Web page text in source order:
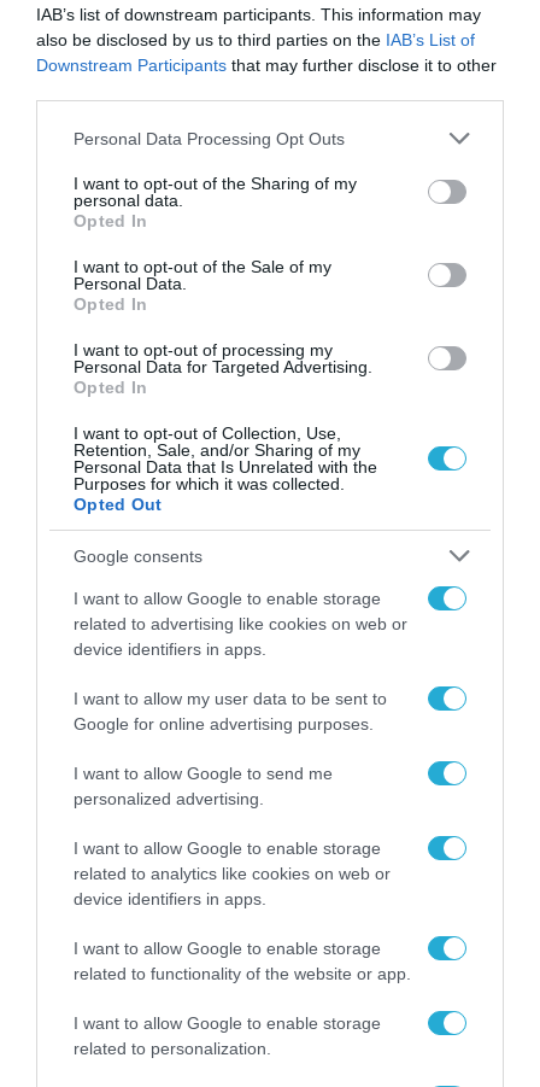
IAB’s list of downstream participants. This information may
also be disclosed by us to third parties on the IAB’s List of
Downstream Participants that may further disclose it to other
Please note that this website/app uses one or more Google
not limited to your visit or usage behaviour. You may click to
grant or deny consent to Google and its third-party tags to
use your data for below specified purposes in below Google
consent section.
Personal Data Processing Opt Outs
I want to opt-out of the Sharing of my
personal data.
Opted In
I want to opt-out of the Sale of my
Personal Data.
Opted In
I want to opt-out of processing my
Personal Data for Targeted Advertising.
Opted In
I want to opt-out of Collection, Use,
Retention, Sale, and/or Sharing of my
Personal Data that Is Unrelated with the
Purposes for which it was collected.
Opted Out
Google consents
I want to allow Google to enable storage
related to advertising like cookies on web or
device identifiers in apps.
I want to allow my user data to be sent to
Google for online advertising purposes.
I want to allow Google to send me
personalized advertising.
I want to allow Google to enable storage
related to analytics like cookies on web or
device identifiers in apps.
I want to allow Google to enable storage
related to functionality of the website or app.
I want to allow Google to enable storage
related to personalization.
Παράλληλα, υπογράμμισε ότι «η παράταξή
μας ήταν και παραμένει κόμμα κοινωνικής
στη μεσαία τάξη και στην κοινωνία, στοιχεία
που συνδέονται άμεσα με την ιστορική της
διαδρομή και τη σχέση εμπιστοσύνης με
τους πολίτες».